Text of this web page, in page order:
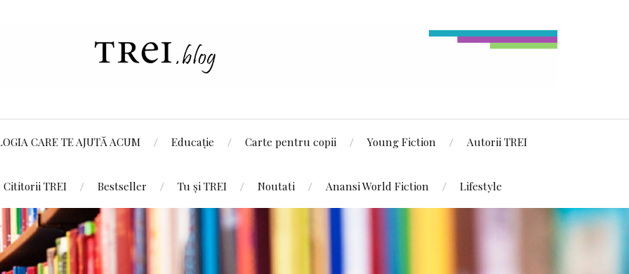
CARE TE AJUTĂ ACUM Educație Carte pentru copii Young Fiction Autorii TREI
Cititorii TREI Bestseller Tu și TREI Noutati Anansi World Fiction Lifestyle